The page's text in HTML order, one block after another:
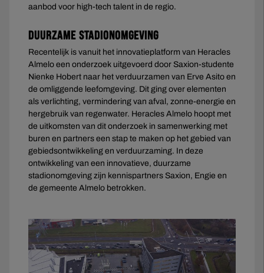
aanbod voor high-tech talent in de regio.
Duurzame stadionomgeving
Recentelijk is vanuit het innovatieplatform van Heracles
Almelo een onderzoek uitgevoerd door Saxion-studente
Nienke Hobert naar het verduurzamen van Erve Asito en
de omliggende leefomgeving. Dit ging over elementen
als verlichting, vermindering van afval, zonne-energie en
hergebruik van regenwater. Heracles Almelo hoopt met
de uitkomsten van dit onderzoek in samenwerking met
buren en partners een stap te maken op het gebied van
gebiedsontwikkeling en verduurzaming. In deze
ontwikkeling van een innovatieve, duurzame
stadionomgeving zijn kennispartners Saxion, Engie en
de gemeente Almelo betrokken.